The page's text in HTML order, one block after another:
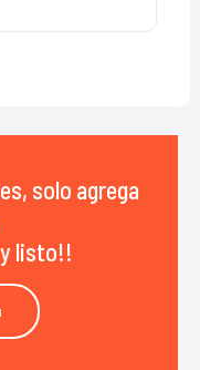
solo agrega
listo!!